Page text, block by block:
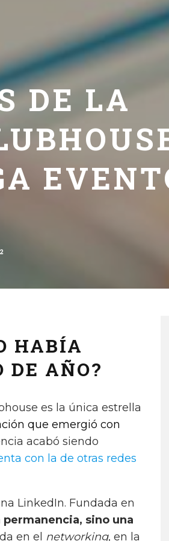
DE LA
HABÍA
DE AÑO?
es la única estrella
que emergió con
acabó siendo
con la de otras redes
LinkedIn. Fundada en
sino una
en el networking, en la